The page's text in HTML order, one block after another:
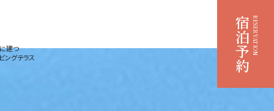
建つ
ングテラス
RESERVATION
宿泊予約